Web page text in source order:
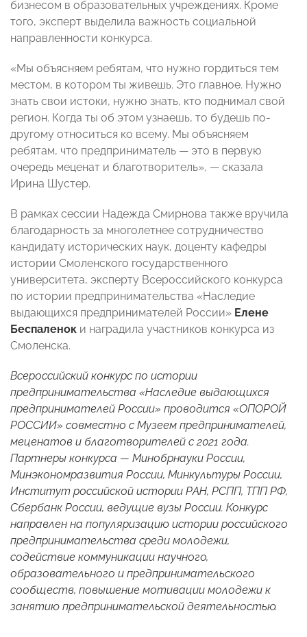
бизнесом в образовательных учреждениях. Кроме
того, эксперт выделила важность социальной
направленности конкурса.
«Мы объясняем ребятам, что нужно гордиться тем
местом, в котором ты живешь. Это главное. Нужно
знать свои истоки, нужно знать, кто поднимал свой
регион. Когда ты об этом узнаешь, то будешь по-
другому относиться ко всему. Мы объясняем
ребятам, что предприниматель — это в первую
очередь меценат и благотворитель», — сказала
Ирина Шустер.
В рамках сессии Надежда Смирнова также вручила
благодарность за многолетнее сотрудничество
кандидату исторических наук, доценту кафедры
истории Смоленского государственного
университета, эксперту Всероссийского конкурса
по истории предпринимательства «Наследие
выдающихся предпринимателей России» Елене
Беспаленок и наградила участников конкурса из
Смоленска.
Всероссийский конкурс по истории
предпринимательства «Наследие выдающихся
предпринимателей России» проводится «ОПОРОЙ
РОССИИ» совместно с Музеем предпринимателей,
меценатов и благотворителей с 2021 года.
Партнеры конкурса — Минобрнауки России,
Минэкономразвития России, Минкультуры России,
Институт российской истории РАН, РСПП, ТПП РФ,
Сбербанк России, ведущие вузы России. Конкурс
направлен на популяризацию истории российского
предпринимательства среди молодежи,
содействие коммуникации научного,
образовательного и предпринимательского
сообществ, повышение мотивации молодежи к
занятию предпринимательской деятельностью.